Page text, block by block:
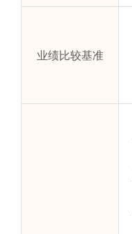
业绩比较基准